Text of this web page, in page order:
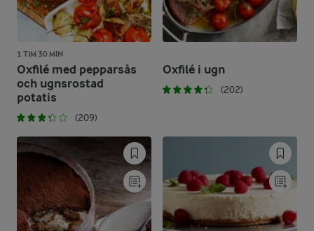
1 TIM 30 MIN
Oxfilé med pepparsås
och ugnsrostad
potatis
(209)
Oxfilé i ugn
(202)